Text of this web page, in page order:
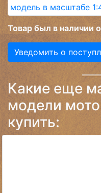
Товар был в наличии
Уведомить о
Какие еще
модели
купить: